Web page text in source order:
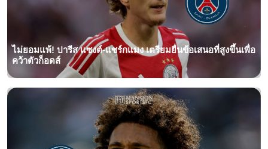
ไม่ยอมแพ้! ปารีส แซงต์-แชร์กแมง เตรียมยื่นข้อเสนอที่สูงขึ้นเพื่อ
คว้าตัวก็อดส์